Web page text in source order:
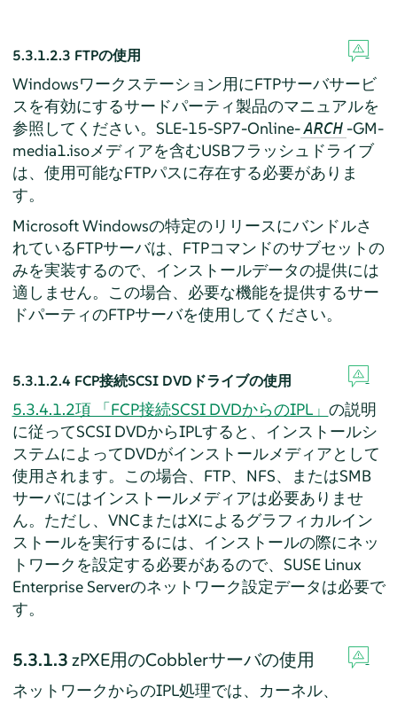
5.3.1.2.3 FTPの使用
Windowsワークステーション用にFTPサーバサービ
スを有効にするサードパーティ製品のマニュアルを
参照してください。SLE-15-SP7-Online-ARCH -GM-
media1.isoメディアを含むUSBフラッシュドライブ
は、使用可能なFTPパスに存在する必要がありま
す。
Microsoft Windowsの特定のリリースにバンドルさ
れているFTPサーバは、FTPコマンドのサブセットの
みを実装するので、インストールデータの提供には
適しません。この場合、必要な機能を提供するサー
ドパーティのFTPサーバを使用してください。
5.3.1.2.4 FCP接続SCSI DVDドライブの使用
5.3.4.1.2項 「FCP接続SCSI DVDからのIPL」 の説明
に従ってSCSI DVDからIPLすると、インストールシ
ステムによってDVDがインストールメディアとして
使用されます。この場合、FTP、NFS、またはSMB
サーバにはインストールメディアは必要ありませ
ん。ただし、VNCまたはXによるグラフィカルイン
ストールを実行するには、インストールの際にネッ
トワークを設定する必要があるので、 SUSE Linux
Enterprise Serverのネットワーク設定データは必要で
す。
5.3.1.3zPXE用のCobblerサーバの使用
ネットワークからのIPL処理では、カーネル、